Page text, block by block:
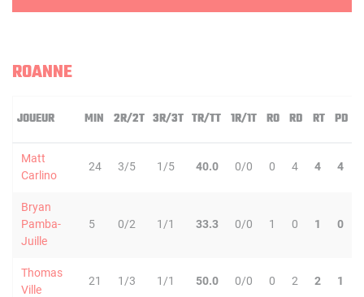
ROANNE
JOUEUR MIN 2R/2T 3R/3T TR/TT 1R/1T RO RD RT PD
Matt
Carlino
24 3/5 1/5 40.0 0/0 0 4 4 4
Bryan
Pamba-
Juille
5 0/2 1/1 33.3 0/0 1 0 1 0
Thomas
Ville
21 1/3 1/1 50.0 0/0 0 2 2 1